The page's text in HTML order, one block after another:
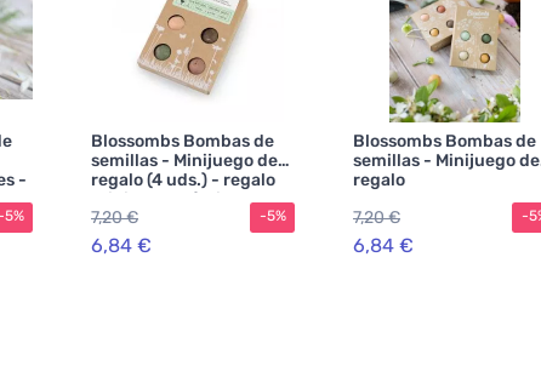
-
-5%
Blossombs Bombas de
semillas - Minijuego de
regalo (4 uds.) - regalo
original y práctico a la
vez
7,20 €
6,84 €
-5%
Blossombs Bombas de
semillas - Minijuego de
regalo
7,20 €
6,84 €
-